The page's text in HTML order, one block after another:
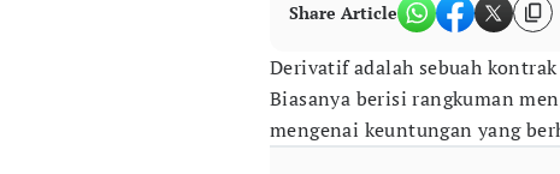
Share Article
Derivatif adalah sebuah
Biasanya berisi rangkuman
mengenai keuntungan yang